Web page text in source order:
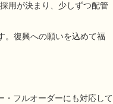
用が決まり、少しずつ配管
。復興への願いを込めて福
・フルオーダーにも対応して